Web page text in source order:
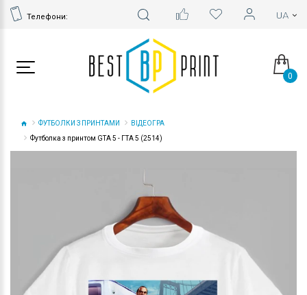
Телефони:
0
ФУТБОЛКИ З ПРИНТАМИ
ВІДЕОГРА
Футболка з принтом GTA 5 - ГТА 5 (2514)